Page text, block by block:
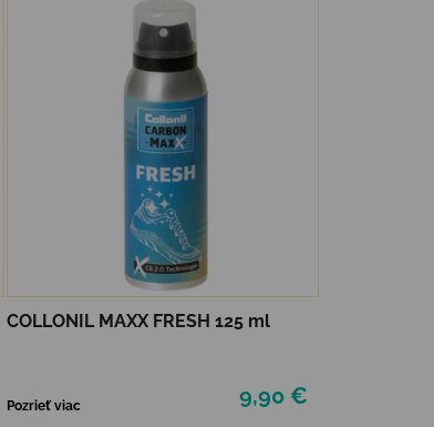
COLLONIL MAXX FRESH 125 ml
9,90 €
Pozrieť viac